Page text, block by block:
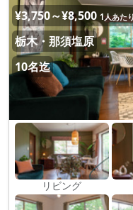
¥3,750～¥8,500 1人あた
栃木・那須塩原
10名迄
リビング